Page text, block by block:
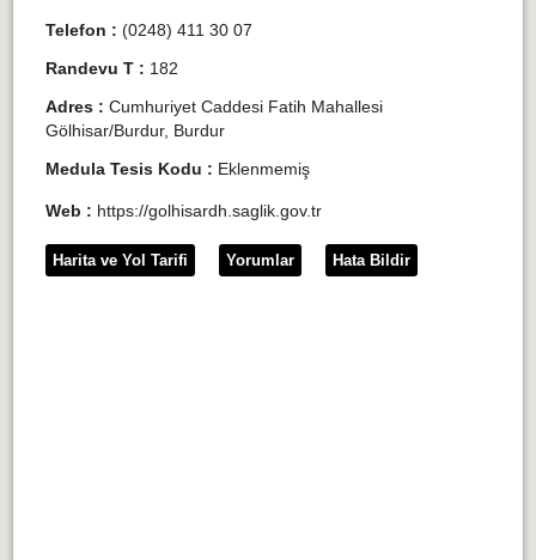
Telefon : (0248) 411 30 07
Randevu T : 182
Adres : Cumhuriyet Caddesi Fatih Mahallesi
Gölhisar/Burdur, Burdur
Medula Tesis Kodu : Eklenmemiş
Web : https://golhisardh.saglik.gov.tr
Harita ve Yol Tarifi Yorumlar Hata Bildir